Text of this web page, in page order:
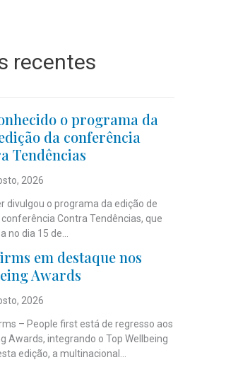
recentes
o programa da
da conferência
Tendências
2026
divulgou o programa da edição de
Contra Tendências, que
no dia 15 de...
em destaque nos
Awards
2026
– People first está de regresso aos
Awards, integrando o Top Wellbeing
edição, a multinacional...